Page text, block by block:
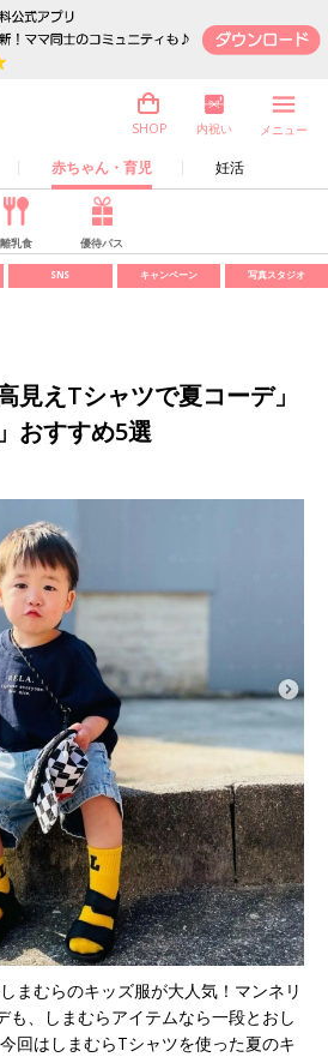
赤ちゃん・育児 妊活
SHOP 内祝い メニュー
離乳食 優待パス
SNS キャンペーン 写真スタジオ
見えTシャツで夏コーデ」
おすすめ5選
まむらのキッズ服が大人気！マンネリ
も、しまむらアイテムなら一段とおし
回はしまむらTシャツを使った夏のキ